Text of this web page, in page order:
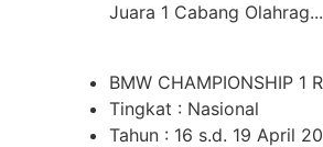
Juara 1 Cabang Olahrag...
BMW CHAMPIONSHIP 1
Tingkat : Nasional
Tahun : 16 s.d. 19 April